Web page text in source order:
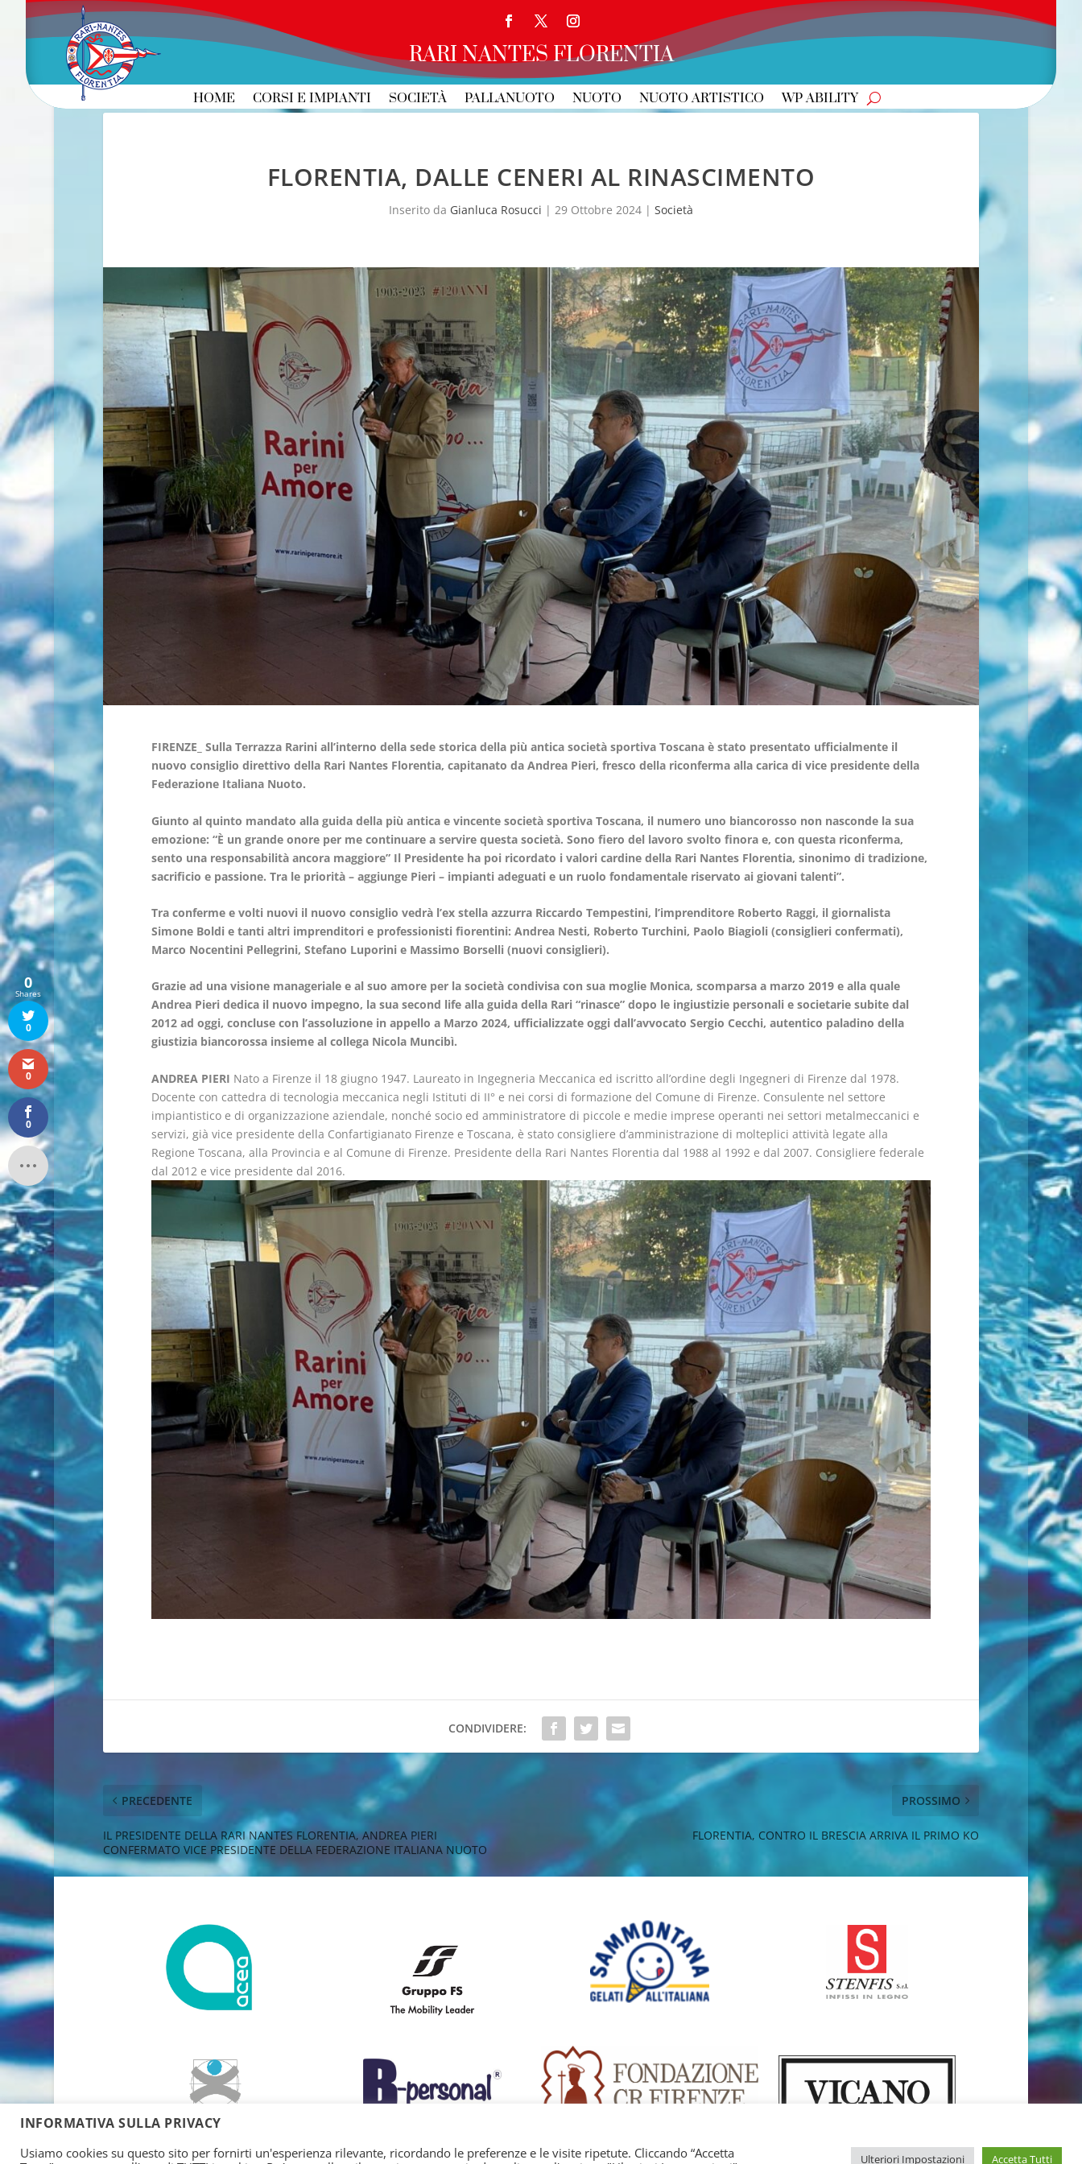
RARI NANTES FLORENTIA
HOME CORSI E IMPIANTI SOCIETÀ PALLANUOTO NUOTO NUOTO ARTISTICO WP ABILITY
FLORENTIA, DALLE CENERI AL RINASCIMENTO
Inserito da Gianluca Rosucci | 29 Ottobre 2024 | Società
FIRENZE_ Sulla Terrazza Rarini all’interno della sede storica della più antica società sportiva Toscana è stato presentato ufficialmente il
nuovo consiglio direttivo della Rari Nantes Florentia, capitanato da Andrea Pieri, fresco della riconferma alla carica di vice presidente della
Federazione Italiana Nuoto.
Giunto al quinto mandato alla guida della più antica e vincente società sportiva Toscana, il numero uno biancorosso non nasconde la sua
emozione: “È un grande onore per me continuare a servire questa società. Sono fiero del lavoro svolto finora e, con questa riconferma,
sento una responsabilità ancora maggiore” Il Presidente ha poi ricordato i valori cardine della Rari Nantes Florentia, sinonimo di tradizione,
sacrificio e passione. Tra le priorità – aggiunge Pieri – impianti adeguati e un ruolo fondamentale riservato ai giovani talenti”.
Tra conferme e volti nuovi il nuovo consiglio vedrà l’ex stella azzurra Riccardo Tempestini, l’imprenditore Roberto Raggi, il giornalista
Simone Boldi e tanti altri imprenditori e professionisti fiorentini: Andrea Nesti, Roberto Turchini, Paolo Biagioli (consiglieri confermati),
Marco Nocentini Pellegrini, Stefano Luporini e Massimo Borselli (nuovi consiglieri).
Grazie ad una visione manageriale e al suo amore per la società condivisa con sua moglie Monica, scomparsa a marzo 2019 e alla quale
Andrea Pieri dedica il nuovo impegno, la sua second life alla guida della Rari “rinasce” dopo le ingiustizie personali e societarie subite dal
2012 ad oggi, concluse con l’assoluzione in appello a Marzo 2024, ufficializzate oggi dall’avvocato Sergio Cecchi, autentico paladino della
giustizia biancorossa insieme al collega Nicola Muncibì.
ANDREA PIERI Nato a Firenze il 18 giugno 1947. Laureato in Ingegneria Meccanica ed iscritto all’ordine degli Ingegneri di Firenze dal 1978.
Docente con cattedra di tecnologia meccanica negli Istituti di II° e nei corsi di formazione del Comune di Firenze. Consulente nel settore
impiantistico e di organizzazione aziendale, nonché socio ed amministratore di piccole e medie imprese operanti nei settori metalmeccanici e
servizi, già vice presidente della Confartigianato Firenze e Toscana, è stato consigliere d’amministrazione di molteplici attività legate alla
Regione Toscana, alla Provincia e al Comune di Firenze. Presidente della Rari Nantes Florentia dal 1988 al 1992 e dal 2007. Consigliere federale
dal 2012 e vice presidente dal 2016.
CONDIVIDERE:
PRECEDENTE
IL PRESIDENTE DELLA RARI NANTES FLORENTIA, ANDREA PIERI
CONFERMATO VICE PRESIDENTE DELLA FEDERAZIONE ITALIANA NUOTO
PROSSIMO
FLORENTIA, CONTRO IL BRESCIA ARRIVA IL PRIMO KO
INFORMATIVA SULLA PRIVACY
Usiamo cookies su questo sito per fornirti un'esperienza rilevante, ricordando le preferenze e le visite ripetute. Cliccando “Accetta
Ulteriori Impostazioni Accetta Tutti
0
Shares
0
0
0